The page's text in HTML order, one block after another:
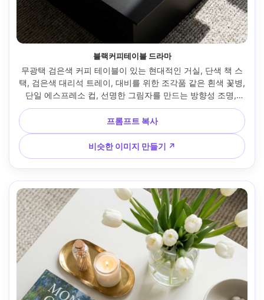
블랙커피테이블 드라마
무광택 검은색 커피 테이블이 있는 현대적인 거실, 단색 책 스
택, 검은색 대리석 트레이, 대비를 위한 조각품 같은 흰색 꽃병,
단일 에스프레소 컵, 선명한 그림자를 만드는 방향성 조명,
Nikon Z7 II, 50mm, f/2, 고대비 편집 인테리어 사진, 초사실
적인 표면 및 미묘한 지문 --ar 4:5
프롬프트 복사
비슷한 이미지 만들기 ↗